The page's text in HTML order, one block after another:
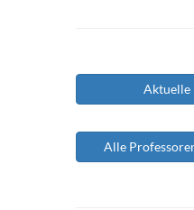
Aktuelle
Alle